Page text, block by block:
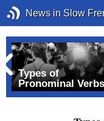
News in Slow
Types of
Pronominal